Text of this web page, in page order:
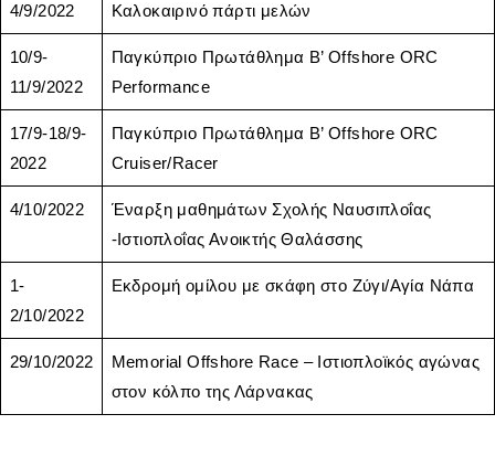
4/9/2022 Καλοκαιρινό πάρτι μελών
10/9-
11/9/2022
Παγκύπριο Πρωτάθλημα B’ Offshore ORC
Performance
17/9-18/9-
2022
Παγκύπριο Πρωτάθλημα B’ Offshore ORC
Cruiser/Racer
4/10/2022
Έναρξη μαθημάτων Σχολής Ναυσιπλοΐας
-Ιστιοπλοΐας Ανοικτής Θαλάσσης
1-
2/10/2022
Εκδρομή ομίλου με σκάφη στο Ζύγι/Αγία Νάπα
29/10/2022
Memorial Offshore Race – Ιστιοπλοϊκός αγώνας
στον κόλπο της Λάρνακας